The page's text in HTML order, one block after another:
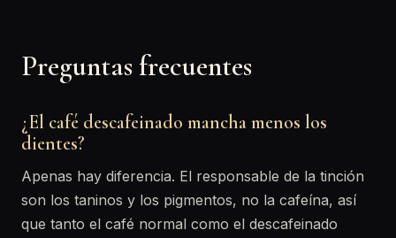
Preguntas frecuentes
¿El café descafeinado mancha menos los
dientes?
Apenas hay diferencia. El responsable de la tinción
son los taninos y los pigmentos, no la cafeína, así
que tanto el café normal como el descafeinado